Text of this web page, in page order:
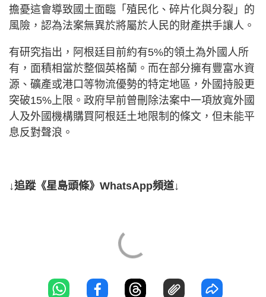
擔憂這會導致國土面臨「殖民化、碎片化與分裂」的
風險，認為法案無異於將屬於人民的財產拱手讓人。
有研究指出，阿根廷目前約有5%的領土為外國人所
有，面積相當於整個英格蘭。而在部分擁有豐富水資
源、礦產或港口等物流優勢的特定地區，外國持股更
突破15%上限。政府早前曾刪除法案中一項放寬外國
人及外國機構購買阿根廷土地限制的條文，但未能平
息反對聲浪。
↓追蹤《星島頭條》WhatsApp頻道↓